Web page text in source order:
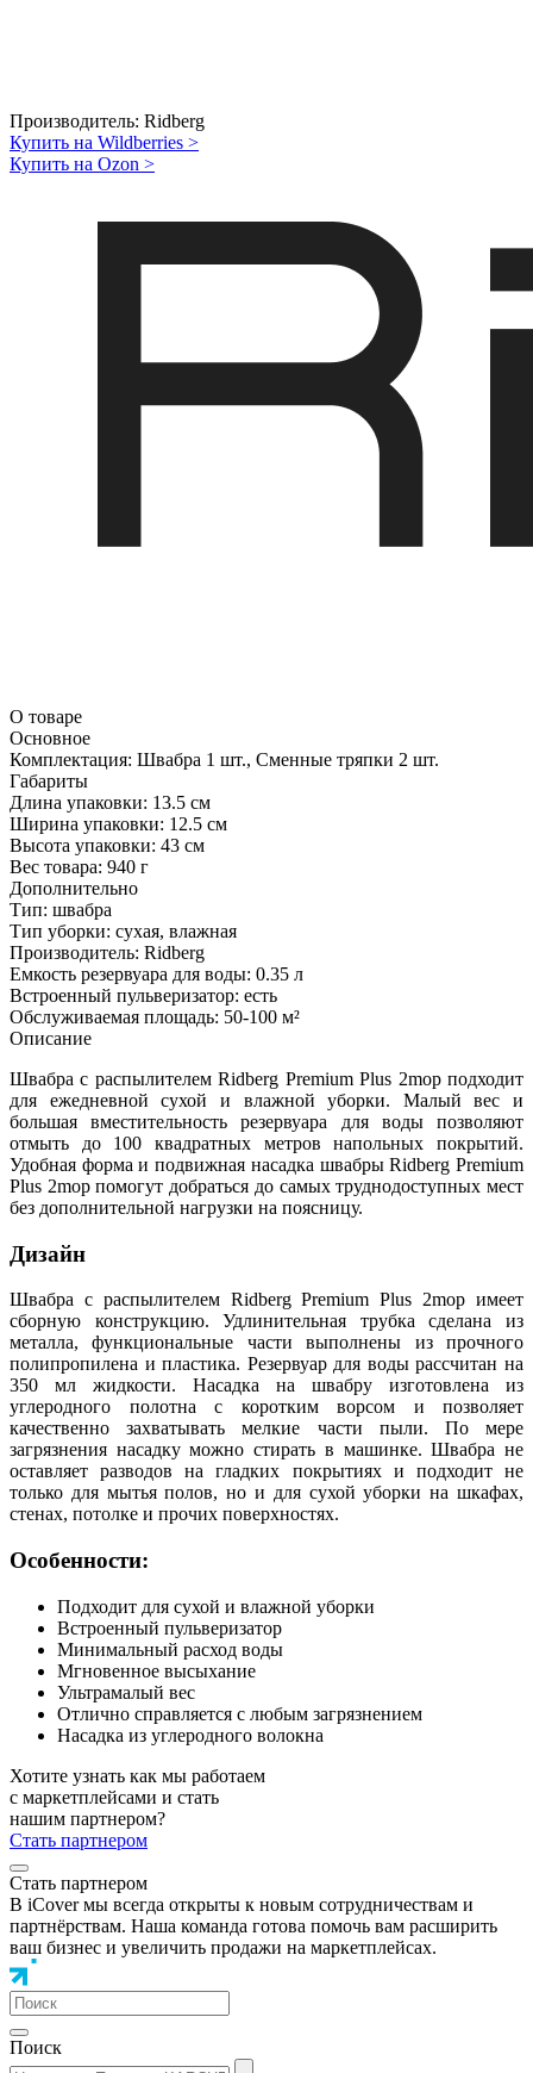
Производитель: Ridberg
Купить на Wildberries >
Купить на Ozon >
О товаре
Основное
Комплектация: Швабра 1 шт., Сменные тряпки 2 шт.
Габариты
Длина упаковки: 13.5 см
Ширина упаковки: 12.5 см
Высота упаковки: 43 см
Вес товара: 940 г
Дополнительно
Тип: швабра
Тип уборки: сухая, влажная
Производитель: Ridberg
Емкость резервуара для воды: 0.35 л
Встроенный пульверизатор: есть
Обслуживаемая площадь: 50-100 м²
Описание
Швабра с распылителем Ridberg Premium Plus 2mop подходит
для ежедневной сухой и влажной уборки. Малый вес и
большая вместительность резервуара для воды позволяют
отмыть до 100 квадратных метров напольных покрытий.
Удобная форма и подвижная насадка швабры Ridberg Premium
Plus 2mop помогут добраться до самых труднодоступных мест
без дополнительной нагрузки на поясницу.
Дизайн
Швабра с распылителем Ridberg Premium Plus 2mop имеет
сборную конструкцию. Удлинительная трубка сделана из
металла, функциональные части выполнены из прочного
полипропилена и пластика. Резервуар для воды рассчитан на
350 мл жидкости. Насадка на швабру изготовлена из
углеродного полотна с коротким ворсом и позволяет
качественно захватывать мелкие части пыли. По мере
загрязнения насадку можно стирать в машинке. Швабра не
оставляет разводов на гладких покрытиях и подходит не
только для мытья полов, но и для сухой уборки на шкафах,
стенах, потолке и прочих поверхностях.
Особенности:
Подходит для сухой и влажной уборки
Встроенный пульверизатор
Минимальный расход воды
Мгновенное высыхание
Ультрамалый вес
Отлично справляется с любым загрязнением
Насадка из углеродного волокна
Хотите узнать как мы работаем
с маркетплейсами и стать
нашим партнером?
Стать партнером
Стать партнером
В iCover мы всегда открыты к новым сотрудничествам и
партнёрствам. Наша команда готова помочь вам расширить
ваш бизнес и увеличить продажи на маркетплейсах.
Поиск